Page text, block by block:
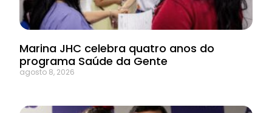
Marina JHC celebra quatro anos do
programa Saúde da Gente
agosto 8, 2026